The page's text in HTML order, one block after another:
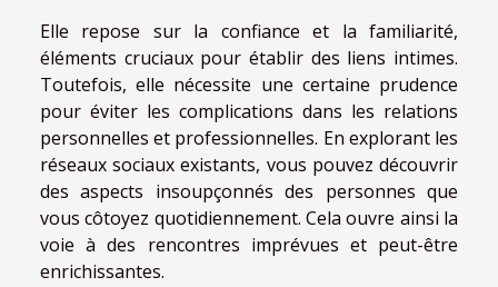
Elle repose sur la confiance et la familiarité,
éléments cruciaux pour établir des liens intimes.
Toutefois, elle nécessite une certaine prudence
pour éviter les complications dans les relations
personnelles et professionnelles. En explorant les
réseaux sociaux existants, vous pouvez découvrir
des aspects insoupçonnés des personnes que
vous côtoyez quotidiennement. Cela ouvre ainsi la
voie à des rencontres imprévues et peut-être
enrichissantes.